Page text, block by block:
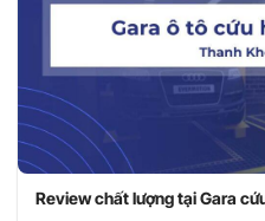
Review chất lượng tại Gara